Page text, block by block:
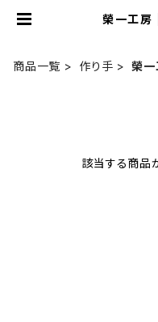
榮一工房
商品一覧 作り手 榮一
該当する商品